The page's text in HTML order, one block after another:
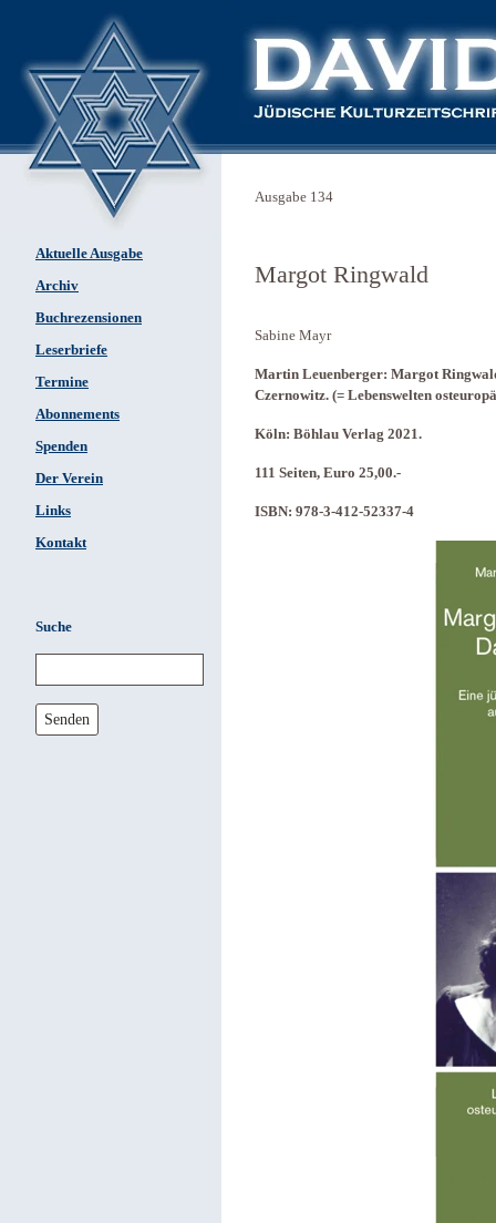
Aktuelle Ausgabe
Archiv
Buchrezensionen
Leserbriefe
Termine
Abonnements
Spenden
Der Verein
Links
Kontakt
Suche
Senden
Ausgabe 134
Margot Ringwald
Sabine Mayr
Martin Leuenberger: Margot
Czernowitz. (= Lebenswelten
Köln: Böhlau Verlag 2021.
111 Seiten, Euro 25,00.-
ISBN: 978-3-412-52337-4